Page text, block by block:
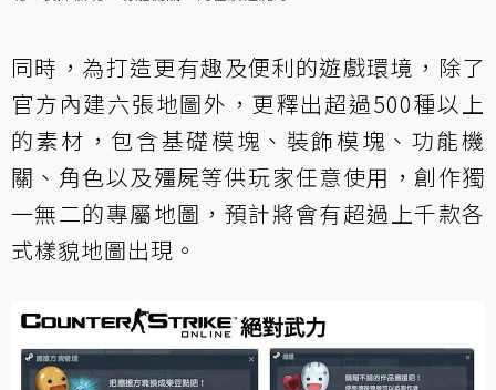
同時，為打造更有趣及便利的遊戲環境，除了
官方內建六張地圖外，更釋出超過500種以上
的素材，包含基礎模塊、裝飾模塊、功能機
關、角色以及殭屍等供玩家任意使用，創作獨
一無二的專屬地圖，預計將會有超過上千款各
式樣貌地圖出現。